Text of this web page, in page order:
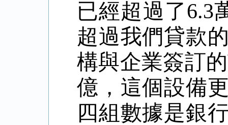
已經超過了6.3
超過我們貸款
構與企業簽訂
億，這個設備
四組數據是銀